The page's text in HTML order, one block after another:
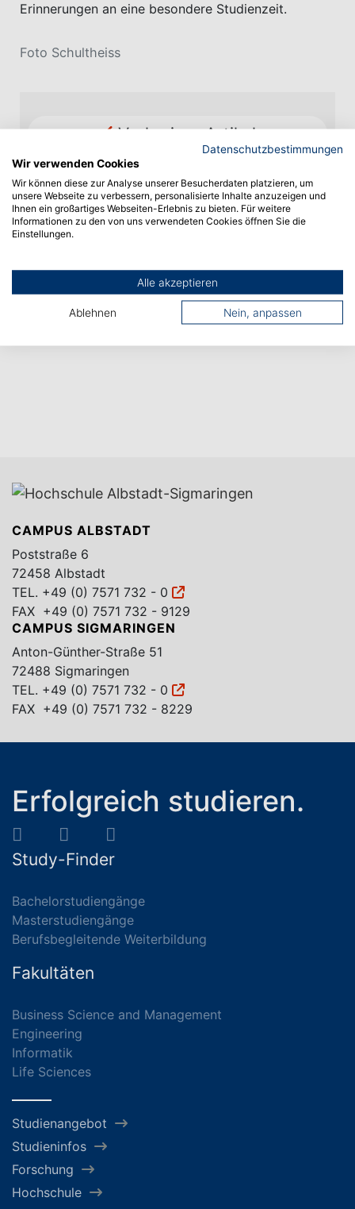
Erinnerungen an eine besondere Studienzeit.
Foto Schultheiss
Vorheriger Artikel
Nächster Artikel
CAMPUS ALBSTADT
Poststraße 6
72458 Albstadt
TEL. +49 (0) 7571 732 - 0
FAX +49 (0) 7571 732 - 9129
CAMPUS SIGMARINGEN
Anton-Günther-Straße 51
72488 Sigmaringen
TEL. +49 (0) 7571 732 - 0
FAX +49 (0) 7571 732 - 8229
Erfolgreich studieren.
Study-Finder
Bachelorstudiengänge
Masterstudiengänge
Berufsbegleitende Weiterbildung
Fakultäten
Business Science and Management
Engineering
Informatik
Life Sciences
Studienangebot
Studieninfos
Forschung
Hochschule
Datenschutzbestimmungen
Wir verwenden Cookies
Wir können diese zur Analyse unserer Besucherdaten platzieren, um
unsere Webseite zu verbessern, personalisierte Inhalte anzuzeigen und
Ihnen ein großartiges Webseiten-Erlebnis zu bieten. Für weitere
Informationen zu den von uns verwendeten Cookies öffnen Sie die
Einstellungen.
Alle akzeptieren
Ablehnen Nein, anpassen